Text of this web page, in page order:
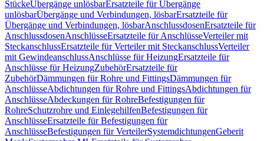
StückeÜbergänge unlösbarErsatzteile für Übergänge
unlösbarÜbergänge und Verbindungen, lösbarErsatzteile für
Übergänge und Verbindungen, lösbarAnschlussdosenErsatzteile für
AnschlussdosenAnschlüsseErsatzteile für AnschlüsseVerteiler mit
SteckanschlussErsatzteile für Verteiler mit SteckanschlussVerteiler
mit GewindeanschlussAnschlüsse für HeizungErsatzteile für
Anschlüsse für HeizungZubehörErsatzteile für
ZubehörDämmungen für Rohre und FittingsDämmungen für
AnschlüsseAbdichtungen für Rohre und FittingsAbdichtungen für
AnschlüsseAbdeckungen für RohreBefestigungen für
RohreSchutzrohre und EinlegehilfenBefestigungen für
AnschlüsseErsatzteile für Befestigungen für
AnschlüsseBefestigungen für VerteilerSystemdichtungenGeberit